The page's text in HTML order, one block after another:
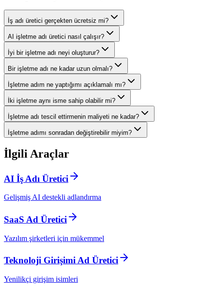
İş adı üretici gerçekten ücretsiz mi?
AI işletme adı üretici nasıl çalışır?
İyi bir işletme adı neyi oluşturur?
Bir işletme adı ne kadar uzun olmalı?
İşletme adım ne yaptığımı açıklamalı mı?
İki işletme aynı isme sahip olabilir mi?
İşletme adı tescil ettirmenin maliyeti ne kadar?
İşletme adımı sonradan değiştirebilir miyim?
İlgili Araçlar
AI İş Adı Üretici
Gelişmiş AI destekli adlandırma
SaaS Ad Üretici
Yazılım şirketleri için mükemmel
Teknoloji Girişimi Ad Üretici
Yenilikçi girişim isimleri